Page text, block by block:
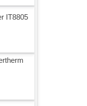
IT8805